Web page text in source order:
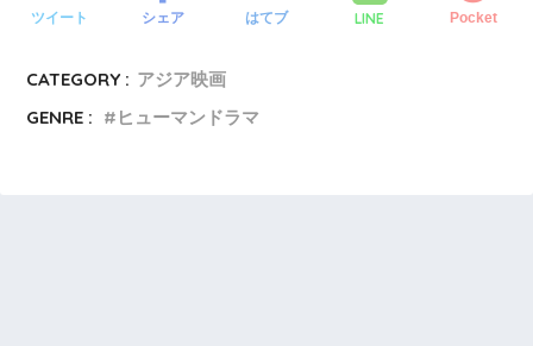
ツイート シェア はてブ LINE Pocket
CATEGORY : アジア映画
GENRE :
ヒューマンドラマ